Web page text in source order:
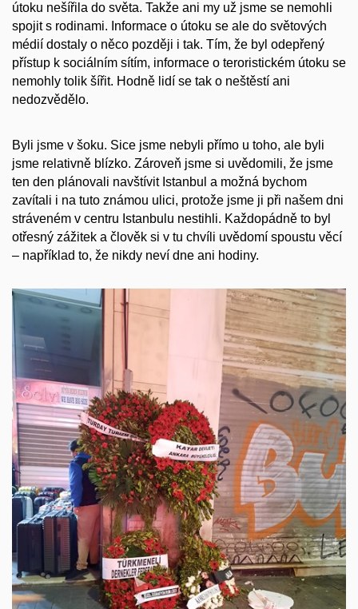
útoku nešířila do světa. Takže ani my už jsme se nemohli
spojit s rodinami. Informace o útoku se ale do světových
médií dostaly o něco později i tak. Tím, že byl odepřený
přístup k sociálním sítím, informace o teroristickém útoku se
nemohly tolik šířit. Hodně lidí se tak o neštěstí ani
nedozvědělo.
Byli jsme v šoku. Sice jsme nebyli přímo u toho, ale byli
jsme relativně blízko. Zároveň jsme si uvědomili, že jsme
ten den plánovali navštívit Istanbul a možná bychom
zavítali i na tuto známou ulici, protože jsme ji při našem dni
stráveném v centru Istanbulu nestihli. Každopádně to byl
otřesný zážitek a člověk si v tu chvíli uvědomí spoustu věcí
– například to, že nikdy neví dne ani hodiny.